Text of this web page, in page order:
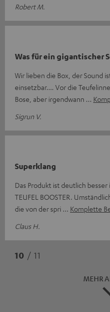
Robert M.
Was für ein gigantischer
Wir lieben die Box, der Sound
einsetzbar…. Vor die
Bose, aber irgendwann
Sigrun V.
Superklang
Das Produkt ist deutlich
TEUFEL BOOSTER.
die von der spri
Komplette
Claus H.
10 / 11
MEHR